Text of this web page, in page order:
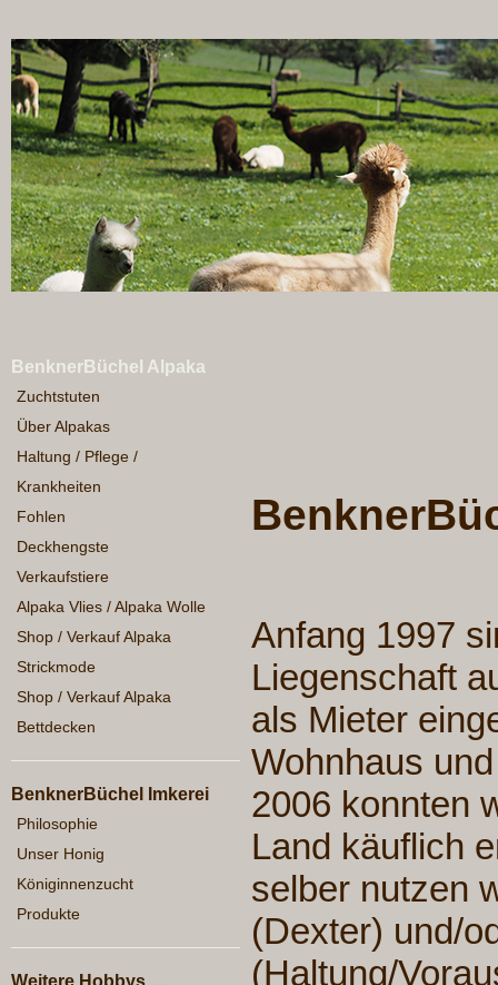
BenknerBüchel Alpaka
Zuchtstuten
Über Alpakas
Haltung / Pflege /
Krankheiten
Fohlen
Deckhengste
Verkaufstiere
Alpaka Vlies / Alpaka Wolle
Shop / Verkauf Alpaka
Strickmode
Shop / Verkauf Alpaka
Bettdecken
BenknerBüchel Imkerei
Philosophie
Unser Honig
Königinnenzucht
Produkte
Weitere Hobbys ...
Anfang 1997
Liegenschaft
als Mieter
Wohnhaus
2006 konnten
Land käuflich
selber nutzen
(Dexter) und/
(Haltung/